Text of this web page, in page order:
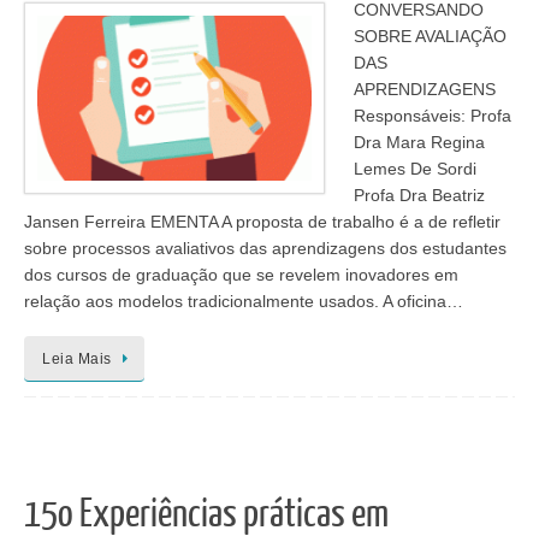
CONVERSANDO
SOBRE AVALIAÇÃO
DAS
APRENDIZAGENS
Responsáveis: Profa
Dra Mara Regina
Lemes De Sordi
Profa Dra Beatriz
Jansen Ferreira EMENTA A proposta de trabalho é a de refletir
sobre processos avaliativos das aprendizagens dos estudantes
dos cursos de graduação que se revelem inovadores em
relação aos modelos tradicionalmente usados. A oficina…
Leia Mais
15o Experiências práticas em